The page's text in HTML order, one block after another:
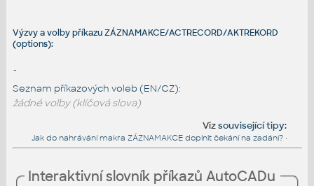
Výzvy a volby příkazu ZÁZNAMAKCE/ACTRECORD/AKTREKORD
(options):
-
Seznam příkazových voleb (EN/CZ):
žádné volby (klíčová slova)
Vizsouvisející tipy:
Jak do nahrávání makra ZÁZNAMAKCE doplnit čekání na zadání? •
Interaktivní slovník příkazů AutoCADu